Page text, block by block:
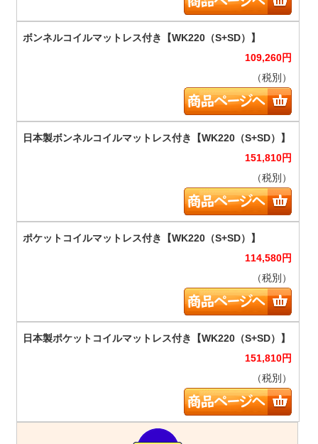
109,260円
（税別）
151,810円
（税別）
114,580円
（税別）
151,810円
（税別）